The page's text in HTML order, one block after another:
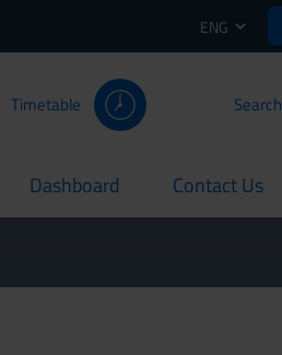
ENG
Timetable Search
Dashboard
current Contact Us
current